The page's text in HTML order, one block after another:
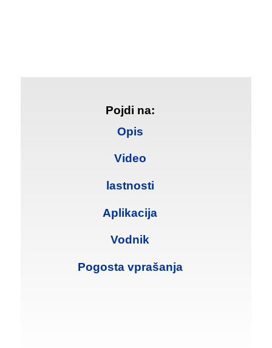
Pojdi na:
Opis
Video
lastnosti
Aplikacija
Vodnik
Pogosta vprašanja